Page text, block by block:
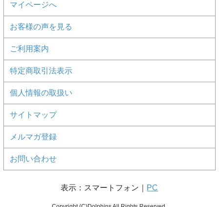
マイページへ
お客様の声を見る
ご利用案内
特定商取引法表示
個人情報の取扱い
サイトマップ
メルマガ登録
お問い合わせ
表示：スマートフォン｜ PC